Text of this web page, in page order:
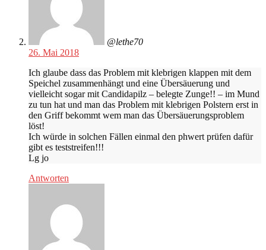
@lethe70
26. Mai 2018
Ich glaube dass das Problem mit klebrigen klappen mit dem
Speichel zusammenhängt und eine Übersäuerung und
vielleicht sogar mit Candidapilz – belegte Zunge!! – im Mund
zu tun hat und man das Problem mit klebrigen Polstern erst in
den Griff bekommt wem man das Übersäuerungsproblem
löst!
Ich würde in solchen Fällen einmal den phwert prüfen dafür
gibt es teststreifen!!!
Lg jo
Antworten